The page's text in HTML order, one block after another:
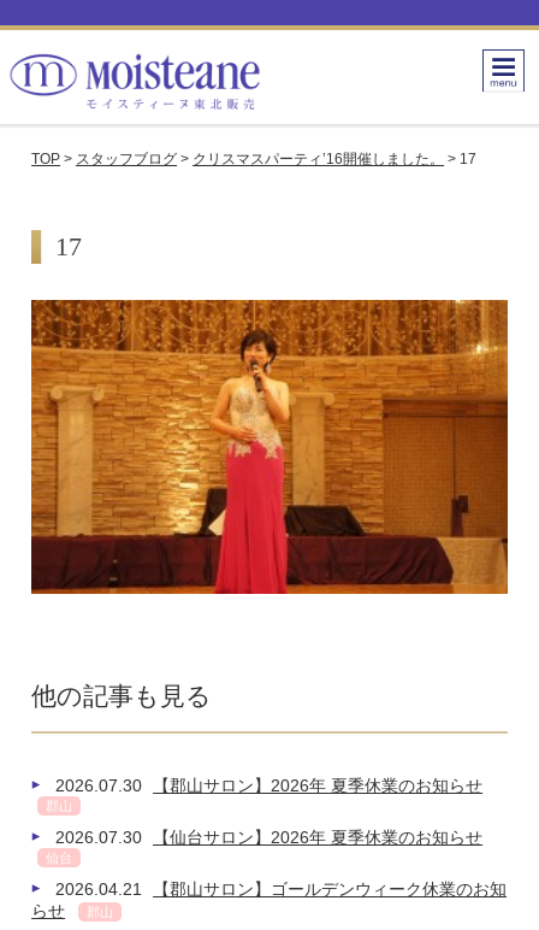
TOP > スタッフブログ > クリスマスパーティ’16開催しました。 > 17
17
他の記事も見る
2026.07.30 【郡山サロン】2026年 夏季休業のお知らせ
郡山
2026.07.30 【仙台サロン】2026年 夏季休業のお知らせ
仙台
2026.04.21
【郡山サロン】ゴールデンウィーク休業のお知
らせ
郡山